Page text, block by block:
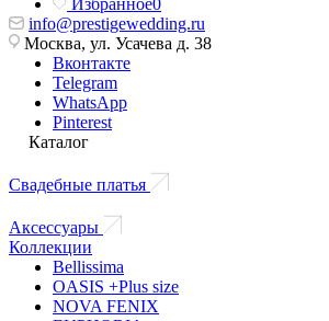
Избранное0
info@prestigewedding.ru
Москва, ул. Усачева д. 38
Вконтакте
Telegram
WhatsApp
Pinterest
Каталог
Свадебные платья
Аксессуары
Коллекции
Bellissima
OASIS +Plus size
NOVA FENIX